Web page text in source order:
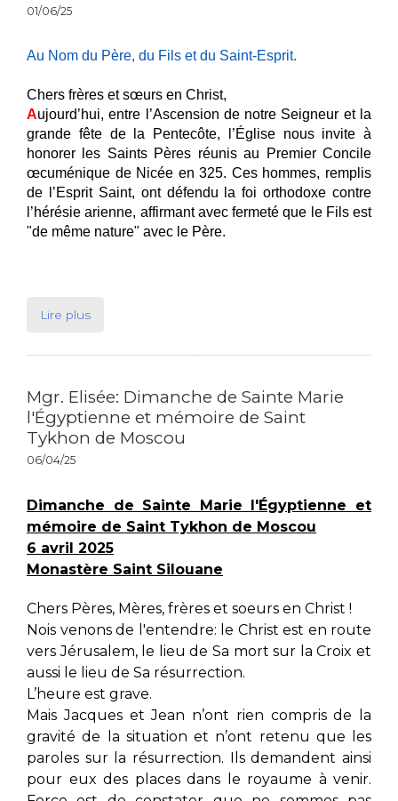
01/06/25
Au Nom du Père, du Fils et du Saint-Esprit.
Chers frères et sœurs en Christ,
Aujourd’hui, entre l’Ascension de notre Seigneur et la
grande fête de la Pentecôte, l’Église nous invite à
honorer les Saints Pères réunis au Premier Concile
œcuménique de Nicée en 325. Ces hommes, remplis
de l’Esprit Saint, ont défendu la foi orthodoxe contre
l’hérésie arienne, affirmant avec fermeté que le Fils est
"de même nature" avec le Père.
Lire plus
Mgr. Elisée: Dimanche de Sainte Marie
l'Égyptienne et mémoire de Saint
Tykhon de Moscou
06/04/25
Dimanche de Sainte Marie l'Égyptienne et
mémoire de Saint Tykhon de Moscou
6 avril 2025
Monastère Saint Silouane
Chers Pères, Mères, frères et soeurs en Christ !
Nois venons de l'entendre: le Christ est en route
vers Jérusalem, le lieu de Sa mort sur la Croix et
aussi le lieu de Sa résurrection.
L’heure est grave.
Mais Jacques et Jean n’ont rien compris de la
gravité de la situation et n’ont retenu que les
paroles sur la résurrection. Ils demandent ainsi
pour eux des places dans le royaume à venir.